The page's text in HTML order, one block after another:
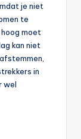
je niet
te
moet
kan niet
in
wel